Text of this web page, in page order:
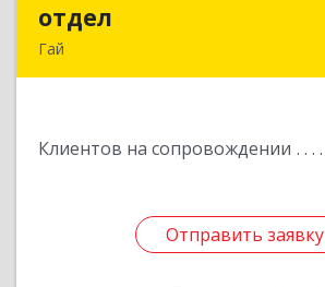
отдел
Гай
Клиентов на сопровождении
Отправить заявку
Отправить заявку